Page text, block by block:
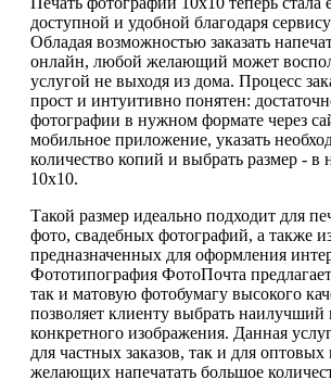
доступной и удобной благодаря
Обладая возможностью заказать
онлайн, любой желающий может
услугой не выходя из дома. Процесс
прост и интуитивно понятен:
фотографии в нужном формате через
мобильное приложение, указать
количество копий и выбрать размер - в
10х10.
Такой размер идеально подходит для
фото, свадебных фотографий, а также
предназначенных для оформления
Фототипография ФотоПочта
так и матовую фотобумагу высокого
позволяет клиенту выбрать наилучший
конкретного изображения. Данная
для частных заказов, так и для оптовых
желающих напечатать большое